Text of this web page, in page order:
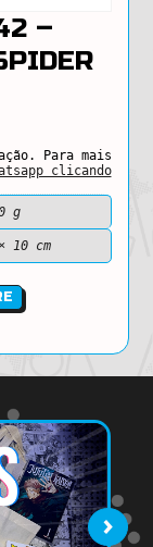
–
Para mais
clicando
g
10 cm
›